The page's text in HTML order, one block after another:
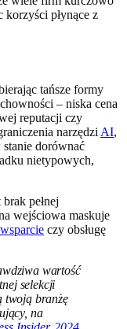
płynące z
tańsze formy
– niska cena
reputacji czy
narzędzi AI,
dorównać
nietypowych,
pełnej
wejściowa maskuje
wsparcie czy obsługę
wartość
selekcji
twoją branżę
na